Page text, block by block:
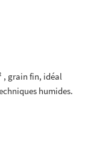
, grain fin, idéal
humides.